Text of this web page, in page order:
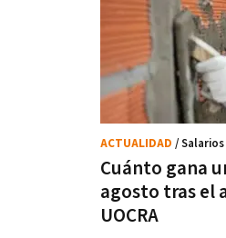
Cuánto gana
agosto tras el
UOCRA
ACTUALIDAD / Salarios